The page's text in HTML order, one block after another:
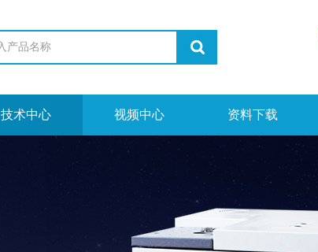
技术中心 视频中心 资料下载